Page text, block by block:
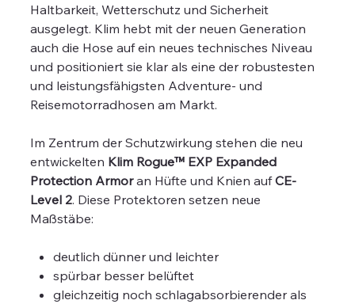
Haltbarkeit, Wetterschutz und Sicherheit
ausgelegt. Klim hebt mit der neuen Generation
auch die Hose auf ein neues technisches Niveau
und positioniert sie klar als eine der robustesten
und leistungsfähigsten Adventure- und
Reisemotorradhosen am Markt.
Im Zentrum der Schutzwirkung stehen die neu
entwickelten Klim Rogue™ EXP Expanded
Protection Armoran Hüfte und Knien aufCE-
Level 2. Diese Protektoren setzen neue
Maßstäbe:
deutlich dünner und leichter
spürbar besser belüftet
gleichzeitig noch schlagabsorbierender als